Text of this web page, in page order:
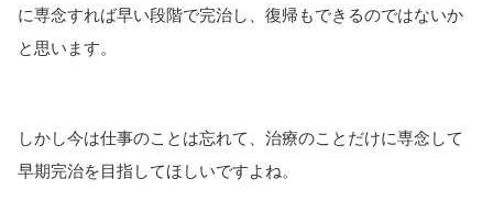
に専念すれば早い段階で完治し、復帰もできるのではないか
と思います。
しかし今は仕事のことは忘れて、治療のことだけに専念して
早期完治を目指してほしいですよね。